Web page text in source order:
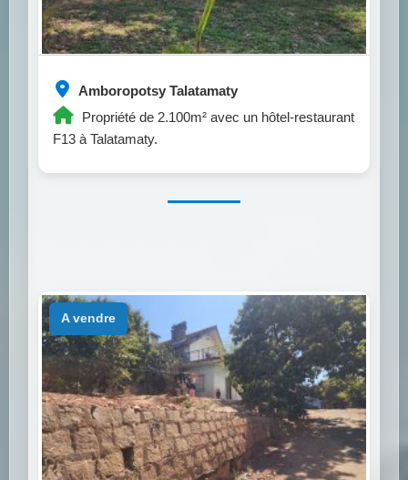
Amboropotsy Talatamaty
Propriété de 2.100m² avec un hôtel-restaurant
F13 à Talatamaty.
a vendre